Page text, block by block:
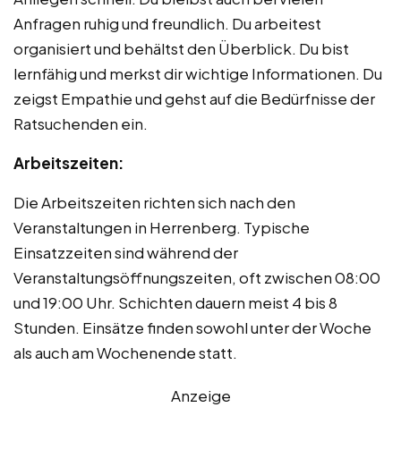
Anfragen ruhig und freundlich. Du arbeitest
organisiert und behältst den Überblick. Du bist
lernfähig und merkst dir wichtige Informationen. Du
zeigst Empathie und gehst auf die Bedürfnisse der
Ratsuchenden ein.
Arbeitszeiten:
Die Arbeitszeiten richten sich nach den
Veranstaltungen in Herrenberg. Typische
Einsatzzeiten sind während der
Veranstaltungsöffnungszeiten, oft zwischen 08:00
und 19:00 Uhr. Schichten dauern meist 4 bis 8
Stunden. Einsätze finden sowohl unter der Woche
als auch am Wochenende statt.
Anzeige